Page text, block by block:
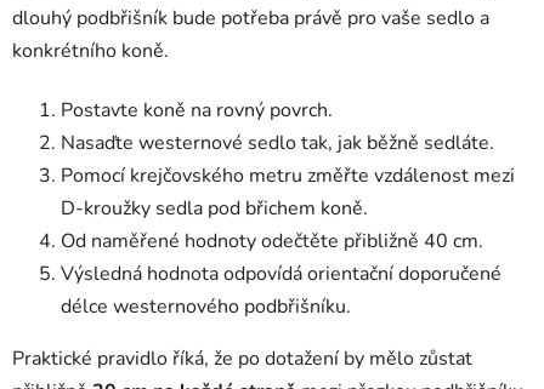
dlouhý podbřišník bude potřeba právě pro vaše sedlo a
konkrétního koně.
Postavte koně na rovný povrch.
Nasaďte westernové sedlo tak, jak běžně sedláte.
Pomocí krejčovského metru změřte vzdálenost mezi
D-kroužky sedla pod břichem koně.
Od naměřené hodnoty odečtěte přibližně 40 cm.
Výsledná hodnota odpovídá orientační doporučené
délce westernového podbřišníku.
Praktické pravidlo říká, že po dotažení by mělo zůstat